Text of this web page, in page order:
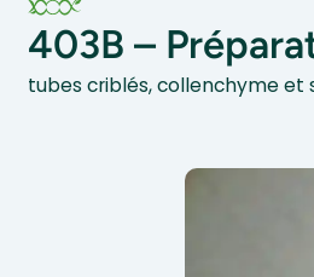
403B –
tubes criblés, collenchyme et